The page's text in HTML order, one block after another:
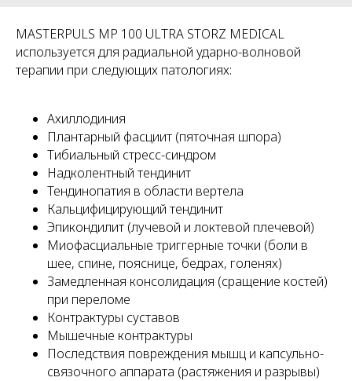
MASTERPULS MP 100 ULTRA STORZ MEDICAL
используется для радиальной ударно-волновой
терапии при следующих патологиях:
Ахиллодиния
Плантарный фасциит (пяточная шпора)
Тибиальный стресс-синдром
Надколентный тендинит
Тендинопатия в области вертела
Кальцифицирующий тендинит
Эпикондилит (лучевой и локтевой плечевой)
Миофасциальные триггерные точки (боли в
шее, спине, пояснице, бедрах, голенях)
Замедленная консолидация (сращение костей)
при переломе
Контрактуры суставов
Мышечные контрактуры
Последствия повреждения мышц и капсульно-
связочного аппарата (растяжения и разрывы)